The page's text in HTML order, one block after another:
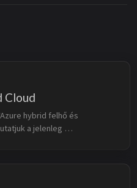
Cloud
hybrid felhő és
a jelenleg